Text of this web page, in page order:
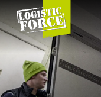
Logistic
Force